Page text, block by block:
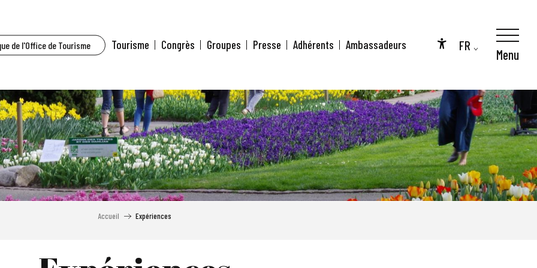
de l'Office de Tourisme
Accessibilité
FR
Tourisme Congrès Groupes Presse Adhérents Ambassadeurs
Menu
Accueil Expériences